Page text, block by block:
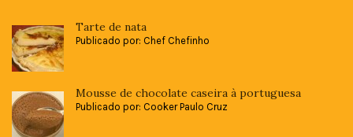
Tarte de nata
Publicado por: Chef Chefinho
Mousse de chocolate caseira à portuguesa
Publicado por: Cooker Paulo Cruz